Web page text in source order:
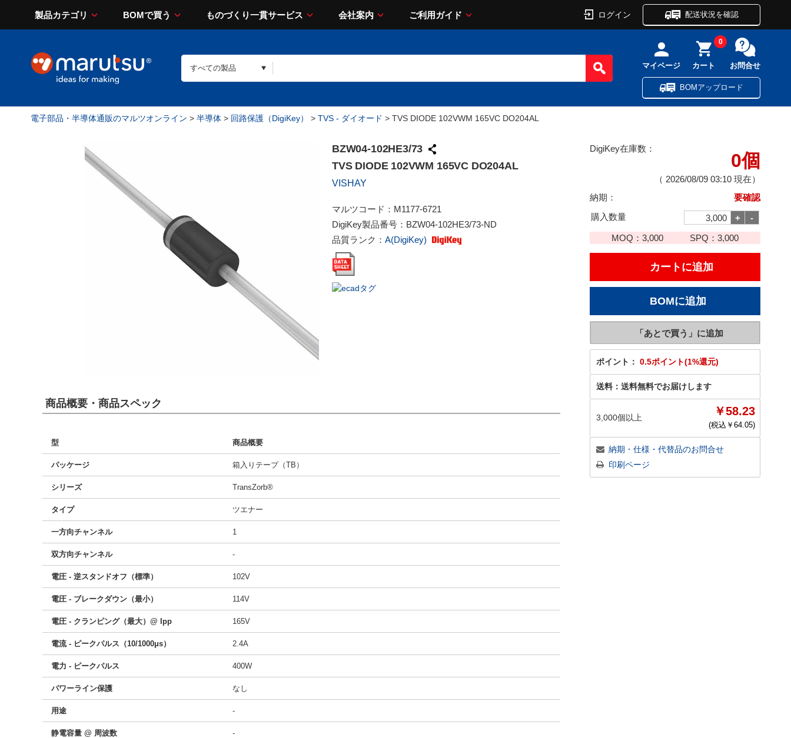
製品カテゴリ BOMで買う ものづくり一貫サービス 会社案内 ご利用ガイド ログイン 配送状況を確認
マイページ カート
0
お問合せ
BOMアップロード
電子部品・半導体通販のマルツオンライン > 半導体 > 回路保護（DigiKey） > TVS - ダイオード > TVS DIODE 102VWM 165VC DO204AL
BZW04-102HE3/73
TVS DIODE 102VWM 165VC DO204AL
VISHAY
マルツコード： M1177-6721
DigiKey製品番号： BZW04-102HE3/73-ND
品質ランク： A(DigiKey)
DigiKey在庫数：
0個
（ 2026/08/09 03:10 現在）
納期：
要確認
購入数量
MOQ：3,000 SPQ： 3,000
ポイント： 0.5ポイント(1%還元)
送料： 送料無料でお届けします
3,000個以上 ￥58.23
(税込￥ 64.05)
納期・仕様・代替品のお問合せ
印刷ページ
商品概要・商品スペック
型 商品概要
パッケージ 箱入りテープ（TB）
シリーズ TransZorb®
タイプ ツエナー
一方向チャンネル 1
双方向チャンネル -
電圧 - 逆スタンドオフ（標準） 102V
電圧 - ブレークダウン（最小） 114V
電圧 - クランピング（最大）@ Ipp 165V
電流 - ピークパルス（10/1000μs） 2.4A
電力 - ピークパルス 400W
パワーライン保護 なし
用途 -
静電容量 @ 周波数 -